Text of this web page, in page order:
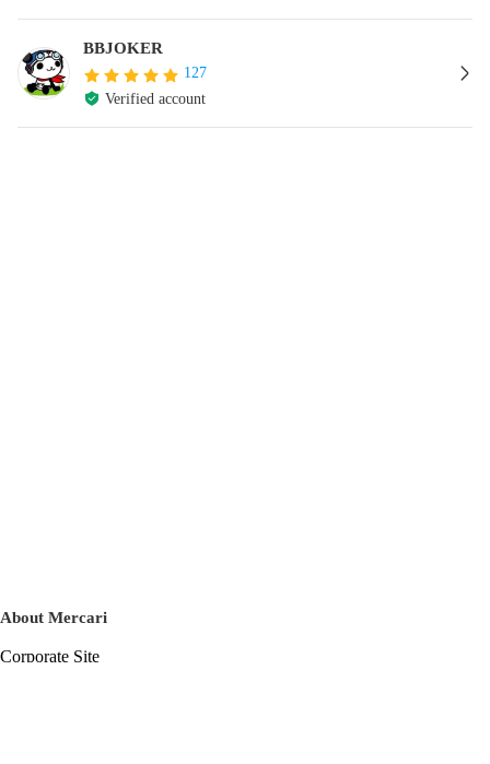
BBJOKER
127
Verified account
About Mercari
Corporate Site